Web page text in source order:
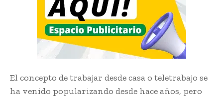
El concepto de trabajar desde casa o teletrabajo se
ha venido popularizando desde hace años, pero